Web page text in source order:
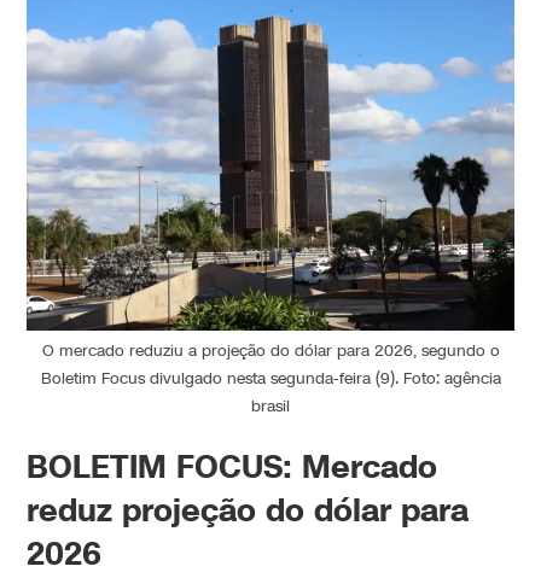
O mercado reduziu a projeção do dólar para 2026, segundo o
Boletim Focus divulgado nesta segunda-feira (9). Foto: agência
brasil
BOLETIM FOCUS: Mercado
reduz projeção do dólar para
2026